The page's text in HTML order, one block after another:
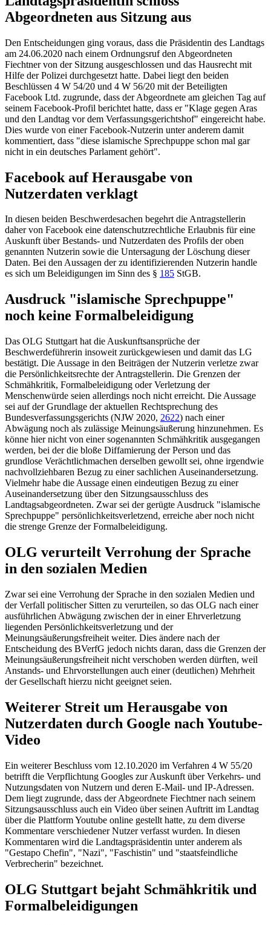
Abgeordneten aus Sitzung aus
Den Entscheidungen ging voraus, dass die Präsidentin des Landtags
am 24.06.2020 nach einem Ordnungsruf den Abgeordneten
Fiechtner von der Sitzung ausgeschlossen und das Hausrecht mit
Hilfe der Polizei durchgesetzt hatte. Dabei liegt den beiden
Beschlüssen 4 W 54/20 und 4 W 56/20 mit der Beteiligten
Facebook Ltd. zugrunde, dass der Abgeordnete am gleichen Tag auf
seinem Facebook-Profil berichtet hatte, dass er "Klage gegen Aras
und den Landtag vor dem Verfassungsgerichtshof" eingereicht habe.
Dies wurde von einer Facebook-Nutzerin unter anderem damit
kommentiert, dass "diese islamische Sprechpuppe schon mal gar
nicht in ein deutsches Parlament gehört".
Facebook auf Herausgabe von
Nutzerdaten verklagt
In diesen beiden Beschwerdesachen begehrt die Antragstellerin
daher von Facebook eine datenschutzrechtliche Erlaubnis für eine
Auskunft über Bestands- und Nutzerdaten des Profils der oben
genannten Nutzerin sowie die Untersagung der Löschung dieser
Daten. Bei den Aussagen der zu identifizierenden Nutzerin handle
es sich um Beleidigungen im Sinn des § 185 StGB.
Ausdruck "islamische Sprechpuppe"
noch keine Formalbeleidigung
Das OLG Stuttgart hat die Auskunftsansprüche der
Beschwerdeführerin insoweit zurückgewiesen und damit das LG
bestätigt. Die Aussage in den Beiträgen der Nutzerin verletze zwar
die Persönlichkeitsrechte der Antragstellerin. Die Grenzen der
Schmähkritik, Formalbeleidigung oder Verletzung der
Menschenwürde seien allerdings noch nicht erreicht. Die Aussage
sei auf der Grundlage der aktuellen Rechtsprechung des
Bundesverfassungsgerichts (NJW 2020, 2622) nach einer
Abwägung noch als zulässige Meinungsäußerung hinzunehmen. Es
könne hier nicht von einer sogenannten Schmähkritik ausgegangen
werden, bei der die bloße Diffamierung der Person und das
grundlose Verächtlichmachen derselben gewollt sei, ohne irgendwie
nachvollziehbaren Bezug zu einer sachlichen Auseinandersetzung.
Vielmehr habe die Aussage einen eindeutigen Bezug zu einer
Auseinandersetzung über den Sitzungsausschluss des
Landtagsabgeordneten. Zwar sei der gerügte Ausdruck "islamische
Sprechpuppe" persönlichkeitsverletzend, erreiche aber noch nicht
die strenge Grenze der Formalbeleidigung.
OLG verurteilt Verrohung der Sprache
in den sozialen Medien
Zwar sei eine Verrohung der Sprache in den sozialen Medien und
der Verfall politischer Sitten zu verurteilen, so das OLG nach einer
ausführlichen Abwägung zwischen der in einer Ehrverletzung
liegenden Persönlichkeitsverletzung und der
Meinungsäußerungsfreiheit weiter. Dies ändere nach der
Entscheidung des BVerfG jedoch nichts daran, dass die Grenzen der
Meinungsäußerungsfreiheit nicht verschoben werden dürften, weil
Anstands- und Ehrvorstellungen auch einer (deutlichen) Mehrheit
der Gesellschaft hierzu nicht geeignet seien.
Weiterer Streit um Herausgabe von
Nutzerdaten durch Google nach Youtube-
Video
Ein weiterer Beschluss vom 12.10.2020 im Verfahren 4 W 55/20
betrifft die Verpflichtung Googles zur Auskunft über Verkehrs- und
Nutzungsdaten von Nutzern und deren E-Mail- und IP-Adressen.
Dem liegt zugrunde, dass der Abgeordnete Fiechtner nach seinem
Sitzungsausschluss auch ein Video über seinen Auftritt im Landtag
über die Plattform Youtube online gestellt hatte, zu dem diverse
Kommentare verschiedener Nutzer verfasst wurden. In diesen
Kommentaren wird die Landtagspräsidentin unter anderem als
"Gestapo Chefin", "Nazi", "Faschistin" und "staatsfeindliche
Verbrecherin" bezeichnet.
OLG Stuttgart bejaht Schmähkritik und
Formalbeleidigungen